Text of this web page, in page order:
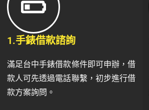
1.手錶借款諮詢
滿足台中手錶借款條件即可申辦，借
款人可先透過電話聯繫，初步進行借
款方案詢問。